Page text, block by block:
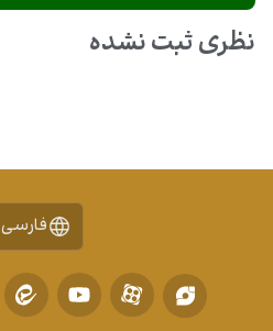
نظری ثبت نشده
فارسی